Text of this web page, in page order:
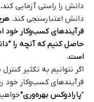
دانش را راستی‌ آزمایی
دانش اعتبارسنجی کند.
فرآیندهای کسب‌وکار خود
حاصل کنیم که آنچه را
است.
اگر نتوانیم به تکثیر
فرآیندهای کسب‌وکار خود
“پارادوکس بهره‌وری”